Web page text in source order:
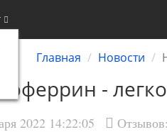
Главная Новости
-
2022 14:22:05 Отзывов: